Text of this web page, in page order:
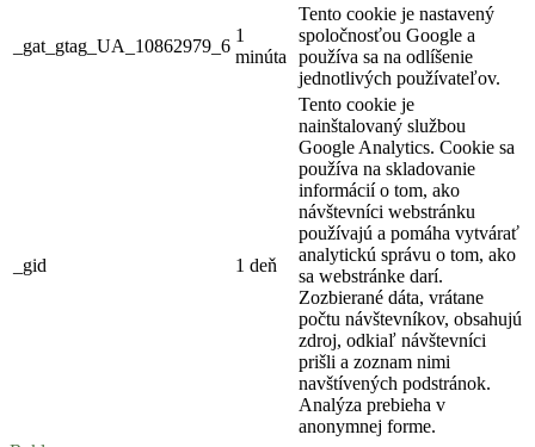
_gat_gtag_UA_10862979_6
1
minúta
Tento cookie je nastavený
spoločnosťou Google a
používa sa na odlíšenie
jednotlivých používateľov.
_gid 1 deň
Tento cookie je
nainštalovaný službou
Google Analytics. Cookie sa
používa na skladovanie
informácií o tom, ako
návštevníci webstránku
používajú a pomáha vytvárať
analytickú správu o tom, ako
sa webstránke darí.
Zozbierané dáta, vrátane
počtu návštevníkov, obsahujú
zdroj, odkiaľ návštevníci
prišli a zoznam nimi
navštívených podstránok.
Analýza prebieha v
anonymnej forme.